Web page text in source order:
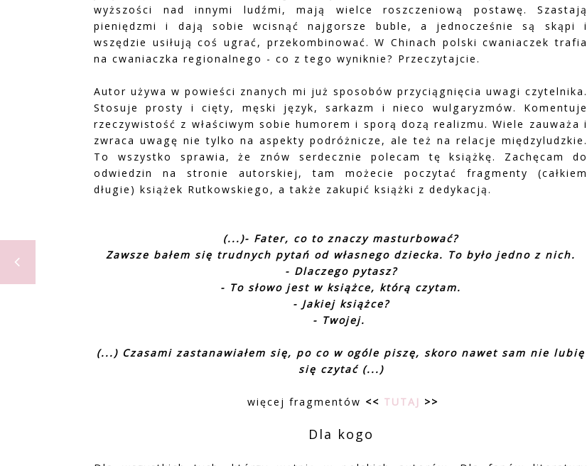
wyższości nad innymi ludźmi, mają wielce roszczeniową postawę. Szastają
pieniędzmi i dają sobie wcisnąć najgorsze buble, a jednocześnie są skąpi i
wszędzie usiłują coś ugrać, przekombinować. W Chinach polski cwaniaczek trafia
na cwaniaczka regionalnego - co z tego wyniknie? Przeczytajcie.
Autor używa w powieści znanych mi już sposobów przyciągnięcia uwagi czytelnika.
Stosuje prosty i cięty, męski język, sarkazm i nieco wulgaryzmów. Komentuje
rzeczywistość z właściwym sobie humorem i sporą dozą realizmu. Wiele zauważa i
zwraca uwagę nie tylko na aspekty podróżnicze, ale też na relacje międzyludzkie.
To wszystko sprawia, że znów serdecznie polecam tę książkę. Zachęcam do
odwiedzin na stronie autorskiej, tam możecie poczytać fragmenty (całkiem
długie) książek Rutkowskiego, a także zakupić książki z dedykacją.
(...)- Fater, co to znaczy masturbować?
Zawsze bałem się trudnych pytań od własnego dziecka. To było jedno z nich.
- Dlaczego pytasz?
- To słowo jest w książce, którą czytam.
- Jakiej książce?
- Twojej.
(...) Czasami zastanawiałem się, po co w ogóle piszę, skoro nawet sam nie lubię
się czytać (...)
więcej fragmentów << TUTAJ >>
Dla kogo